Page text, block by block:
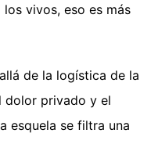
vivos, eso es más
de la logística de la
dolor privado y el
esquela se filtra una